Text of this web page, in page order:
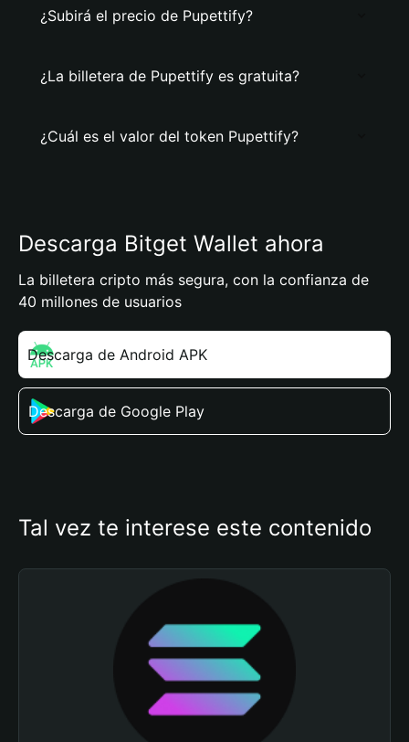
¿Subirá el precio de Pupettify?
¿La billetera de Pupettify es gratuita?
¿Cuál es el valor del token Pupettify?
Descarga Bitget Wallet ahora
La billetera cripto más segura, con la confianza de
40 millones de usuarios
Descarga de Android APK
Descarga de Google Play
Tal vez te interese este contenido